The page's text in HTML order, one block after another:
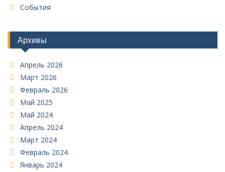
События
Архивы
Апрель 2026
Март 2026
Февраль 2026
Май 2025
Май 2024
Апрель 2024
Март 2024
Февраль 2024
Январь 2024